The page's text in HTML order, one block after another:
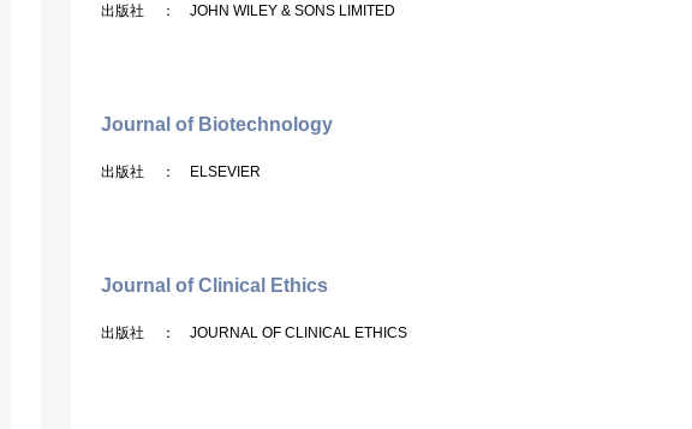
出版社 ： JOHN WILEY & SONS LIMITED
Journal of Biotechnology
出版社 ： ELSEVIER
Journal of Clinical Ethics
出版社 ： JOURNAL OF CLINICAL ETHICS